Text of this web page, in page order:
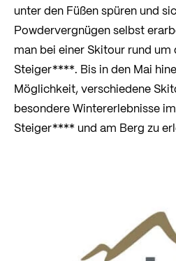
unter den Füßen spüren und
Powdervergnügen selbst
man bei einer Skitour rund
Steiger****. Bis in den Mai
Möglichkeit, verschiedene
besondere Wintererlebnisse
Steiger**** und am Berg zu